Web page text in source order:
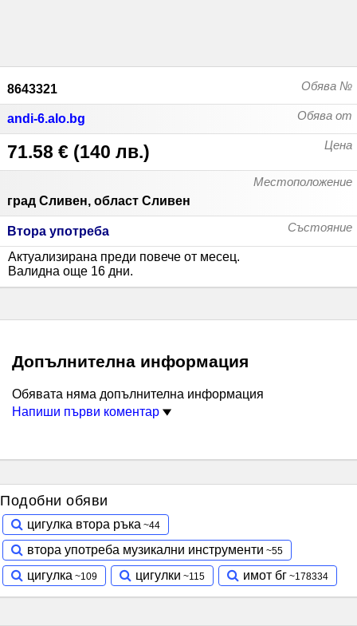
Обява №
8643321
Обява от
andi-6.alo.bg
Цена
71.58 € (140 лв.)
Местоположение
град Сливен, област Сливен
Състояние
Втора употреба
Актуализирана преди повече от месец.
Валидна още 16 дни.
Допълнителна информация
Обявата няма допълнителна информация
Напиши първи коментар
Подобни обяви
цигулка втора ръка
втора употреба музикални инструменти
цигулка
цигулки имот бг